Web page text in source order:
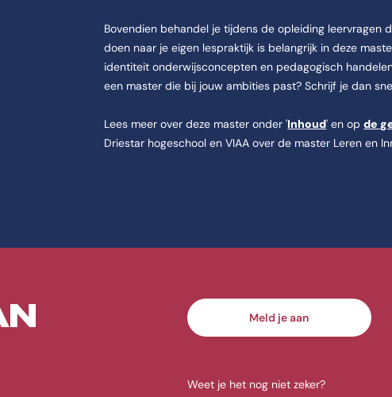
Bovendien behandel je tijdens de opleiding leervragen
doen naar je eigen lespraktijk is belangrijk in deze
identiteit onderwijsconcepten en pedagogisch
een master die bij jouw ambities past? Schrijf je dan
Lees meer over deze master onder 'Inhoud' en opde
Driestar hogeschool en VIAA over de master Leren en
Meld je aan
Weet je het nog niet zeker?